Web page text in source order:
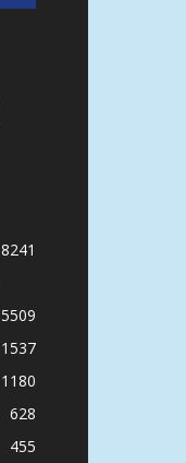
8241
5509
1537
1180
628
455